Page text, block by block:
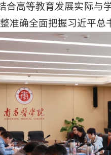
合高等教育发展实际与
准确全面把握习近平